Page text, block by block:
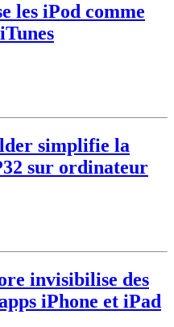
les iPod comme
simplifie la
sur ordinateur
invisibilise des
iPhone et iPad